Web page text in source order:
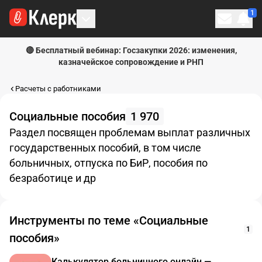
1
🔴 Бесплатный вебинар: Госзакупки 2026: изменения,
казначейское сопровождение и РНП
Расчеты с работниками
Социальные пособия 1 970
Раздел посвящен проблемам выплат различных
государственных пособий, в том числе
больничных, отпуска по БиР, пособия по
безработице и др
Инструменты по теме «Социальные
пособия»
1